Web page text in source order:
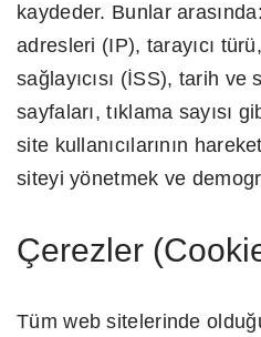
kaydeder. Bunlar
adresleri (IP), tarayıcı
sağlayıcısı (İSS), tarih ve
sayfaları, tıklama sayısı
site kullanıcılarının
siteyi yönetmek ve
Çerezler
Tüm web sitelerinde